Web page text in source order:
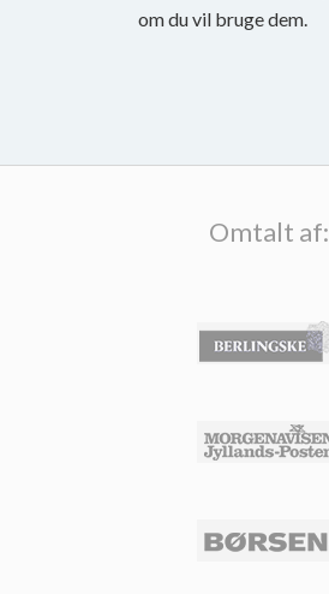
om du vil bruge dem.
Omtalt af: